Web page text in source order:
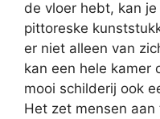
de vloer hebt, kan
pittoreske
er niet alleen van
kan een hele kamer
mooi schilderij ook
Het zet mensen